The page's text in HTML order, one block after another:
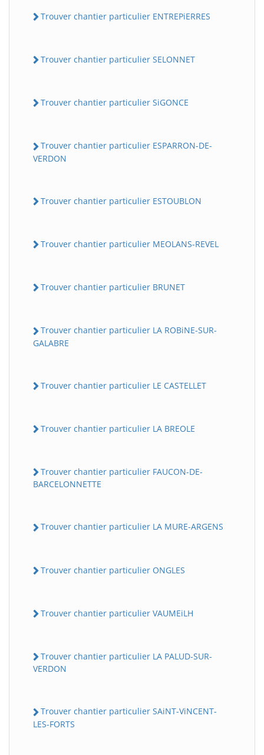
Trouver chantier particulier ENTREPiERRES
Trouver chantier particulier SELONNET
Trouver chantier particulier SiGONCE
Trouver chantier particulier ESPARRON-DE-
VERDON
Trouver chantier particulier ESTOUBLON
Trouver chantier particulier MEOLANS-REVEL
Trouver chantier particulier BRUNET
Trouver chantier particulier LA ROBiNE-SUR-
GALABRE
Trouver chantier particulier LE CASTELLET
Trouver chantier particulier LA BREOLE
Trouver chantier particulier FAUCON-DE-
BARCELONNETTE
Trouver chantier particulier LA MURE-ARGENS
Trouver chantier particulier ONGLES
Trouver chantier particulier VAUMEiLH
Trouver chantier particulier LA PALUD-SUR-
VERDON
Trouver chantier particulier SAiNT-ViNCENT-
LES-FORTS